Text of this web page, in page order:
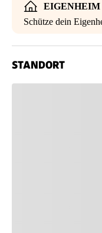
EIGENHEIM
Schütze dein
STANDORT